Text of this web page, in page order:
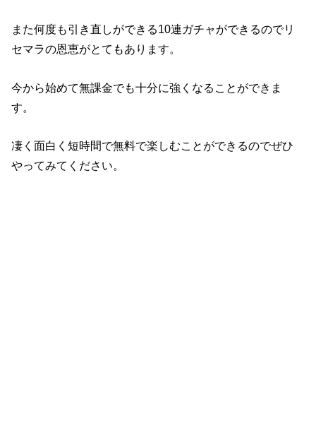
また何度も引き直しができる10連ガチャができるのでリ
セマラの恩恵がとてもあります。
今から始めて無課金でも十分に強くなることができま
す。
凄く面白く短時間で無料で楽しむことができるのでぜひ
やってみてください。